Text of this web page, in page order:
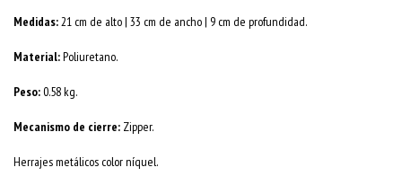
Medidas: 21 cm de alto | 33 cm de ancho | 9 cm de profundidad.
Material:Poliuretano.
Peso:0.58 kg.
Mecanismo de cierre: Zipper.
Herrajes metálicos color níquel.